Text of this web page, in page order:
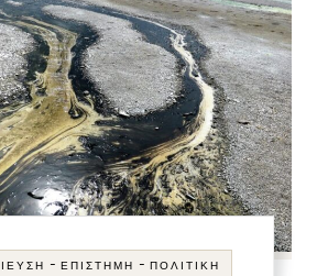
- ΕΠΙΣΤΉΜΗ - ΠΟΛΙΤΙΚΉ